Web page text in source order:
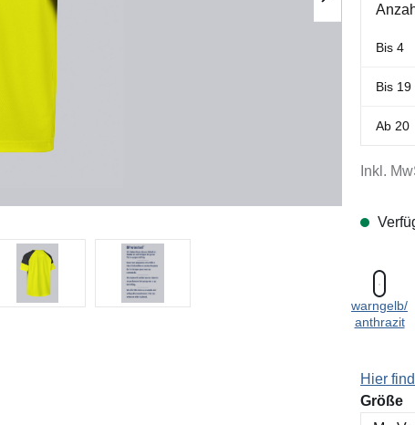
Bis 4
Bis 19
Ab 20
Inkl.
warngelb/
anthrazit
Hier
Größe